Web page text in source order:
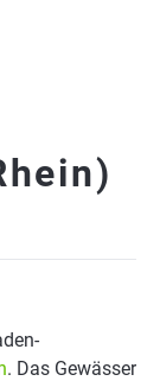
. Das Gewässer